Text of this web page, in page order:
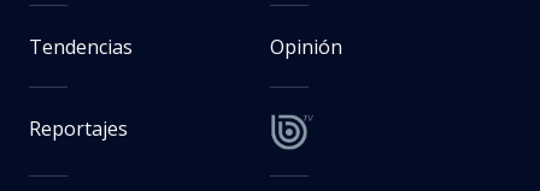
Tendencias Opinión
Reportajes